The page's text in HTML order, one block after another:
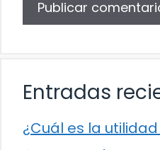
Entradas
¿Cuál es la